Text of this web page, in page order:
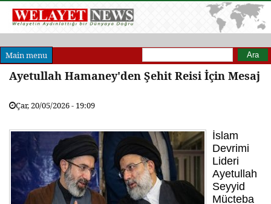
Main menu Arama formu
Ara
Ayetullah Hamaney'den Şehit Reisi İçin Mesaj
Çar, 20/05/2026 - 19:09
İslam
Devrimi
Lideri
Ayetullah
Seyyid
Mücteba